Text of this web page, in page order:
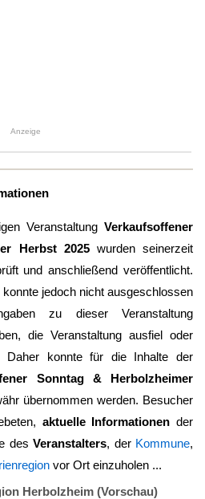
Anzeige
Veranstaltung Verkaufsoffener
Herbst 2025wurden seinerzeit
und anschließend veröffentlicht.
jedoch nicht ausgeschlossen
zu dieser Veranstaltung
die Veranstaltung ausfiel oder
Daher konnte für die Inhalte der
Sonntag & Herbolzheimer
übernommen werden. Besucher
aktuelle Informationen der
desVeranstalters, der Kommune,
vor Ort einzuholen ...
Herbolzheim (Vorschau)